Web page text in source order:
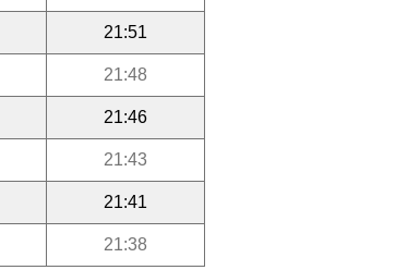
21:51
21:48
21:46
21:43
21:41
21:38